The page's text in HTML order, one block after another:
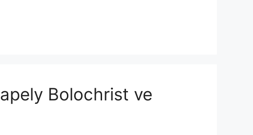
Bolochrist ve